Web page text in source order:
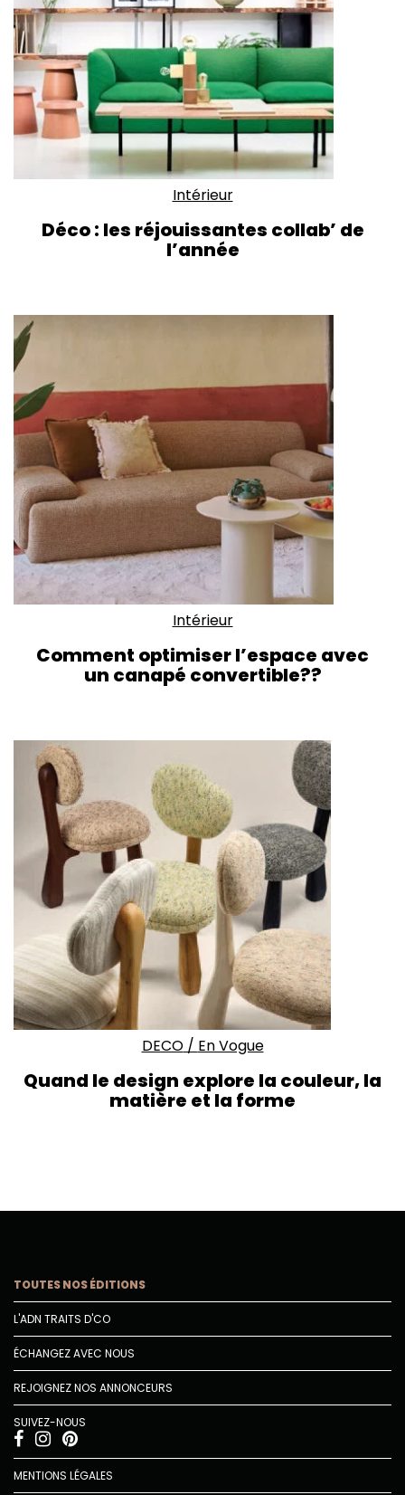
Intérieur
Déco : les réjouissantes collab’ de
l’année
Intérieur
Comment optimiser l’espace avec
un canapé convertible??
DECO/ En Vogue
Quand le design explore la couleur, la
matière et la forme
TOUTES NOS ÉDITIONS
L'ADN TRAITS D'CO
ÉCHANGEZ AVEC NOUS
REJOIGNEZ NOS ANNONCEURS
SUIVEZ-NOUS
MENTIONS LÉGALES